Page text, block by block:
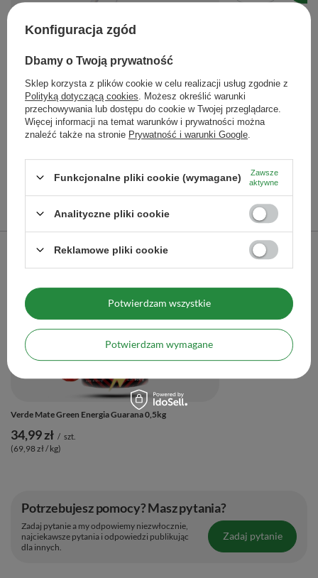
31,90 zł / szt.
Ilość produktów
Polecane
Poprzedni z tej kategorii Następny z tej kategorii
Verde Mate Green Energia Guarana 0,5kg
34,99 zł / szt.
(69,98 zł / kg)
25,99 zł szt.
Potrzebujesz pomocy? Masz pytania?
Zadaj pytanie a my odpowiemy niezwłocznie,
najciekawsze pytania i odpowiedzi publikując
dla innych.
Zadaj pytanie
Konfiguracja zgód
Dbamy o Twoją prywatność
Sklep korzysta z plików cookie w celu realizacji usług zgodnie z
Polityką dotyczącą cookies . Możesz określić warunki
przechowywania lub dostępu do cookie w Twojej przeglądarce.
Więcej informacji na temat warunków i prywatności można
znaleźć także na stronie Prywatność i warunki Google
Funkcjonalne pliki cookie (wymagane)
Zawsze
aktywne
Analityczne pliki cookie
Reklamowe pliki cookie
Potwierdzam wymagane
Potwierdzam wszystkie